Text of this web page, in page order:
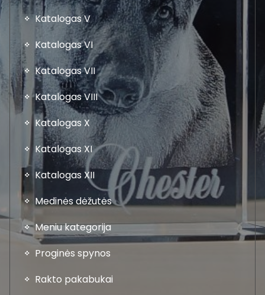
Katalogas V
Katalogas VI
Katalogas VII
Katalogas VIII
Katalogas X
Katalogas XI
Katalogas XII
Medinės dėžutės
Meniu kategorija
Proginės spynos
Rakto pakabukai